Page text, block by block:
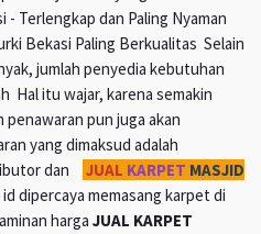
Terlengkap dan Paling Nyaman
Bekasi Paling Berkualitas Selain
jumlah penyedia kebutuhan
Hal itu wajar, karena semakin
penawaran pun juga akan
yang dimaksud adalah
dan
JUAL KARPET MASJID
dipercaya memasang karpet di
harga JUAL KARPET